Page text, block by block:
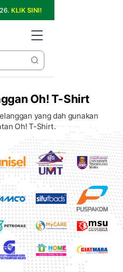
KLIK SINI!
Oh! T-Shirt
yang dah gunakan
Oh! T-Shirt.